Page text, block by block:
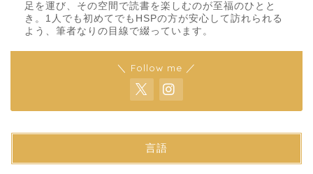
足を運び、その空間で読書を楽しむのが至福のひとと
き。1人でも初めてでもHSPの方が安心して訪れられる
よう、筆者なりの目線で綴っています。
＼ Follow me ／
言語